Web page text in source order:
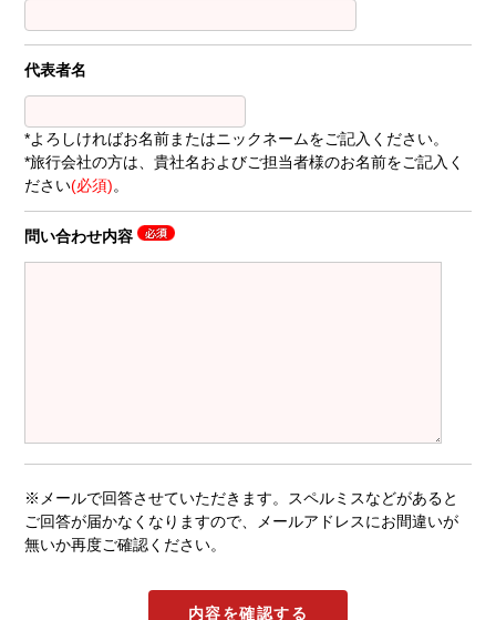
代表者名
*よろしければお名前またはニックネームをご記入ください。
*旅行会社の方は、貴社名およびご担当者様のお名前をご記入く
ださい(必須)。
問い合わせ内容
※メールで回答させていただきます。スペルミスなどがあると
ご回答が届かなくなりますので、メールアドレスにお間違いが
無いか再度ご確認ください。